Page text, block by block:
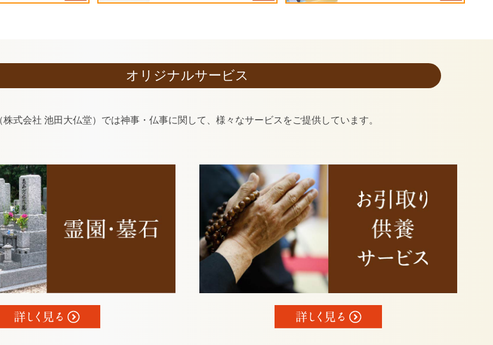
オリジナルサービス
株式会社 池田大仏堂）では神事・仏事に関して、様々なサービスをご提供しています。